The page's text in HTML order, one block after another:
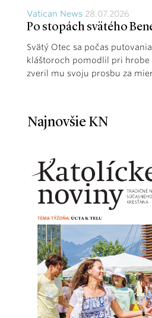
Vatican News 28.07.2026
Po stopách svätého
Svätý Otec sa počas
kláštoroch pomodlil pri hrobe
zveril mu svoju prosbu za
Najnovšie KN